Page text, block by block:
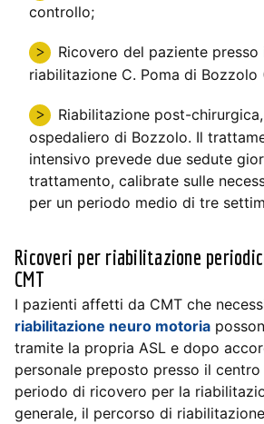
controllo;
Ricovero del paziente
riabilitazione C. Poma di Bozzolo
Riabilitazione post-
ospedaliero di Bozzolo. Il
intensivo prevede due sedute
trattamento, calibrate sulle
per un periodo medio di tre
Ricoveri per riabilitazione
CMT
I pazienti affetti da CMT che
riabilitazione neuro motoria
tramite la propria ASL e dopo
personale preposto presso il
periodo di ricovero per la
generale, il percorso di